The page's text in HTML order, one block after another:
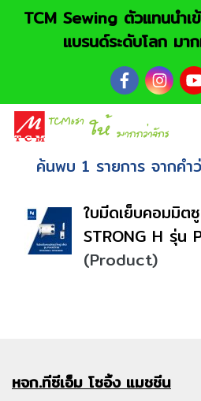
TCM Sewing ตัวแทนนำเ
แบรนด์ระดับโลก มา
ค้นพบ 1 รายการ จากค
ใบมีดเย็บคอมมิ
STRONG H รุ่น
(Product)
หจก.ทีซีเอ็มโซอิ้ง แมชชีน